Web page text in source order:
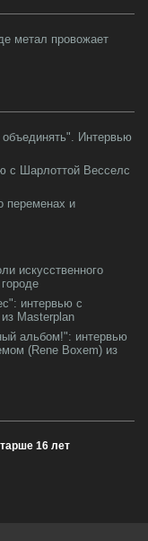
метал провожает
Интервью
с Шарлоттой Весселс
переменах и
искусственного
интервью с
Masterplan
альбом!": интервью
(Rene Boxem) из
16 лет